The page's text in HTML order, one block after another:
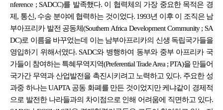
nference ; SADCC)를 발족했다. 이 협력체의 가장 중요한 목적은 경
제, 통신, 수송 분야에 협력하는 것이었다. 1993년 이후 이 조직은 남
부아프리카 발전 공동체(Southern Africa Development Community ; SA
DC)로 이름을 바꾸었는데 이는 남부아프리카의 신생 독립국가들을
영입하기 위해서였다. SADC와 병행하여 동부와 중부 아프리카 국
가들이 참여하는 특혜무역지역(Preferential Trade Area ; PTA)을 만들어
국가간 무역과 산업발전을 촉진시키려고 노력하고 있다. 주요한 성
과중 하나는 UAPTA 공동 화폐를 만든 것이었지만 케냐같이 경제적
으로 발전한 나라들과의 차이점으로 인해 어려움에 직면하고 있다.